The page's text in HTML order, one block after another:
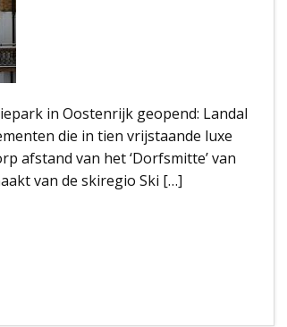
in Oostenrijk geopend: Landal
die in tien vrijstaande luxe
afstand van het ‘Dorfsmitte’ van
van de skiregio Ski […]